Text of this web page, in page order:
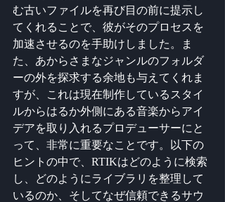
む古いファイルを再び目の前に提示し
てくれることで、彼がそのプロセスを
加速させるのを手助けしました。ま
た、あからさまなジャンルのフォルダ
ーの外を探求する余地も与えてくれま
すが、これは現在制作しているスタイ
ルからはるか外側にある音楽からアイ
デアを取り入れるプロデューサーにと
って、非常に重要なことです。以下の
ヒントの中で、RTIKはどのように検索
し、どのようにライブラリを整理して
いるのか、そしてなぜ信頼できるサウ